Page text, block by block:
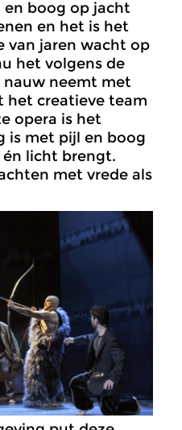
boog op jacht
en het is het
van jaren wacht op
het volgens de
nauw neemt met
het creatieve team
opera is het
is met pijl en boog
licht brengt.
met vrede als